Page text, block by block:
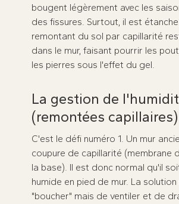
bougent légèrement avec les
des fissures. Surtout, il est
remontant du sol par capillarité
dans le mur, faisant pourrir les
les pierres sous l'effet du gel.
La gestion de
(remontées capillaires)
C'est le défi numéro 1. Un mur
coupure de capillarité (membrane
la base). Il est donc normal qu'il
humide en pied de mur. La
"boucher" mais de ventiler et de